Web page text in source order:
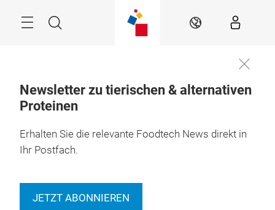
Suche DE
Newsletter zu tierischen & alternativen
Proteinen
Erhalten Sie die relevante Foodtech News direkt in
Ihr Postfach.
JETZT ABONNIEREN